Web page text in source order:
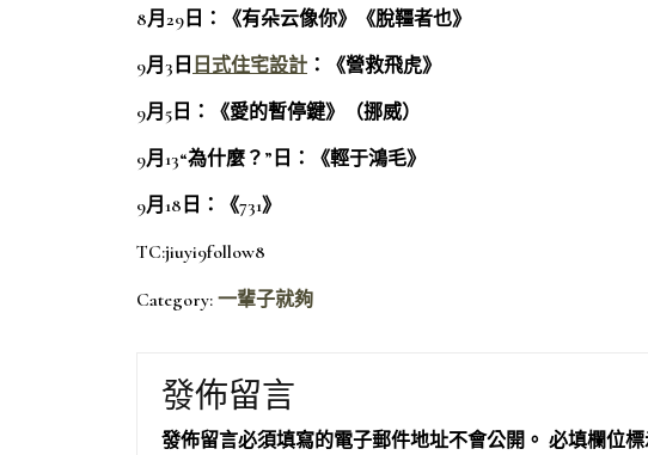
8月29日：《有朵云像你》《脫韁者也》
9月3日 日式住宅設計 ：《營救飛虎》
9月5日：《愛的暫停鍵》（挪威）
9月13“為什麼？”日：《輕于鴻毛》
9月18日：《731》
TC:jiuyi9follow8
Category: 一輩子就夠
發佈留言
發佈留言必須填寫的電子郵件地址不會公開。 必填欄位